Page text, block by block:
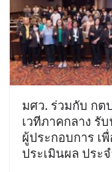
มศว. ร่วมกับ กต
เวทีภาคกลาง รั
ผู้ประกอบการ เ
ประเมินผล ประ